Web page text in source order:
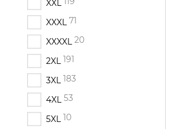
XXL
XXXL 71
XXXXL 20
2XL 191
3XL 183
4XL 53
5XL 10